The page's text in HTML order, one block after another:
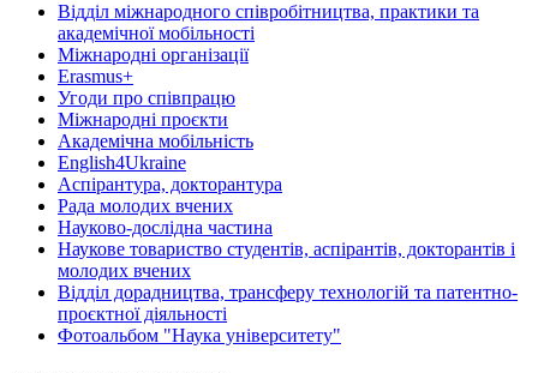
Відділ міжнародного співробітництва, практики та
академічної мобільності
Міжнародні організації
Erasmus+
Угоди про співпрацю
Міжнародні проєкти
Академічна мобільність
English4Ukraine
Аспірантура, докторантура
Рада молодих вчених
Науково-дослідна частина
Наукове товариство студентів, аспірантів, докторантів і
молодих вчених
Відділ дорадництва, трансферу технологій та патентно-
проєктної діяльності
Фотоальбом "Наука університету"